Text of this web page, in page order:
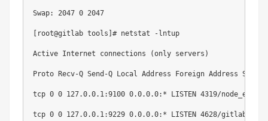
Swap: 2047 0 2047
[root@gitlab tools]# netstat -lntup
Active Internet connections (only servers)
Proto Recv-Q Send-Q Local Address Foreign Address State
tcp 0 0 127.0.0.1:9100 0.0.0.0:* LISTEN 4319/
tcp 0 0 127.0.0.1:9229 0.0.0.0:* LISTEN 4628/gitlab-